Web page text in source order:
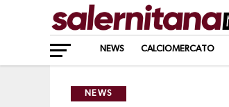
NEWS CALCIOMERCATO
NEWS